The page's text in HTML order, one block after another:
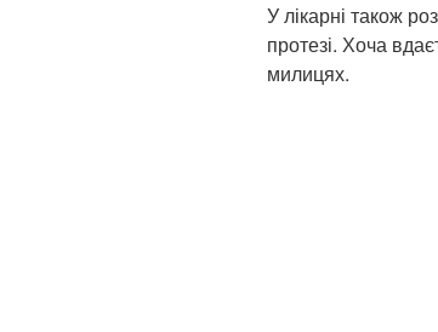
У лікарні також
протезі. Хоча
милицях.